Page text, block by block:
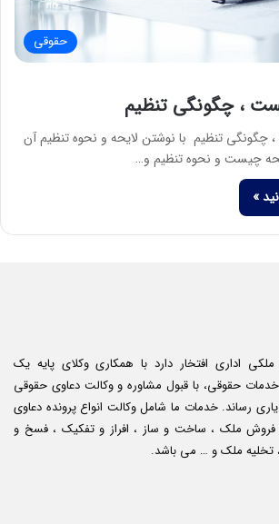
حقوقی
، چگونگی تنظیم
چگونگی تنظیم با نوشتن لایحه و نحوه تنظیم آن
چیست و نحوه تنظیم و…
»
اداری افتخار دارد با همکاری وکلای پایه یک
حقوقی، با قبول مشاوره و وکالت دعاوی حقوقی
رساند. خدمات ما شامل وکالت انواع پرونده دعاوی
ملک ، ساخت و ساز ، افراز و تفکیک ، فسخ و
، تخلیه ملک و … می باشد.